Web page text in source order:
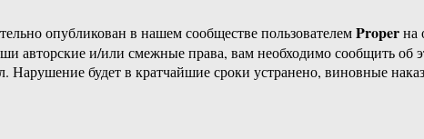
опубликован в нашем сообществе пользователемProperна
авторские и/или смежные права, вам необходимо сообщить
Нарушение будет в кратчайшие сроки устранено, виновные